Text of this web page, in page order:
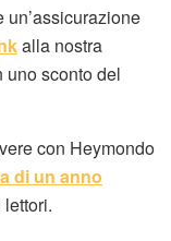
alla nostra
sconto del
con Heymondo
di un anno